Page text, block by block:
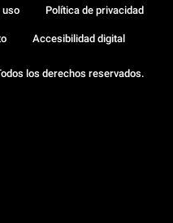
los derechos reservados.
uso Política de privacidad
Accesibilidad digital